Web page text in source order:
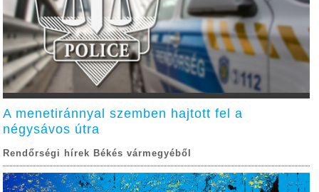
A menetiránnyal szemben hajtott fel a
négysávos útra
Rendőrségi hírek Békés vármegyéből